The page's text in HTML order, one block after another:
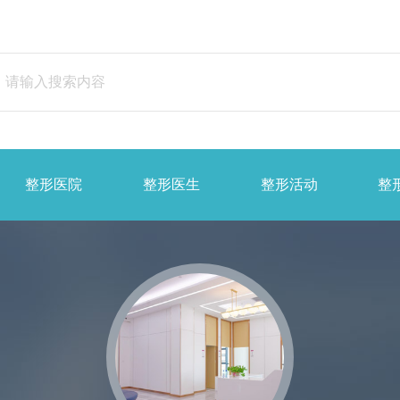
整形医院 整形医生 整形活动 整